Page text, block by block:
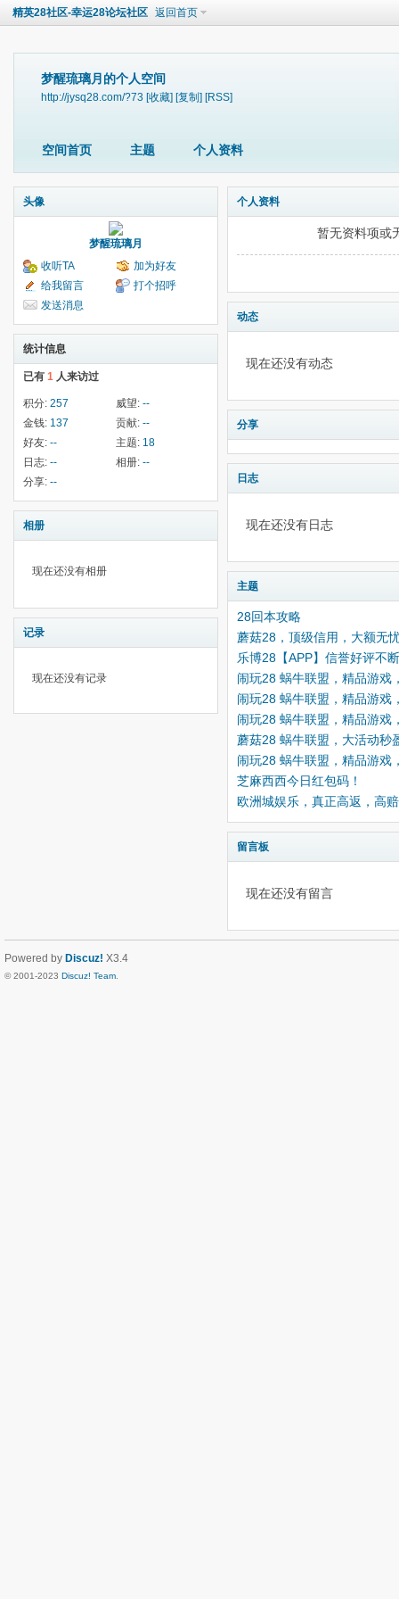
精英28社区-幸运28论坛社区 返回首页
梦醒琉璃月的个人空间
http://jysq28.com/?73 [收藏] [复制] [RSS]
空间首页 主题 个人资料
头像
梦醒琉璃月
收听TA
加为好友
给我留言
打个招呼
发送消息
统计信息
已有 1 人来访过
积分: 257 威望: --
金钱: 137 贡献: --
好友: -- 主题: 18
日志: -- 相册: --
分享: --
相册
现在还没有相册
记录
现在还没有记录
个人资料
暂无资料项或
动态
现在还没有动态
分享
日志
现在还没有日志
主题
28回本攻略
蘑菇28，顶级信用，大额无
乐博28【APP】信誉好评不
闹玩28 蜗牛联盟，精品游戏
闹玩28 蜗牛联盟，精品游戏
闹玩28 蜗牛联盟，精品游戏
蘑菇28 蜗牛联盟，大活动秒
闹玩28 蜗牛联盟，精品游戏
芝麻西西今日红包码！
欧洲城娱乐，真正高返，高
留言板
现在还没有留言
Powered by Discuz! X3.4
© 2001-2023 Discuz! Team